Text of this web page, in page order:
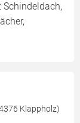
Klappholz)